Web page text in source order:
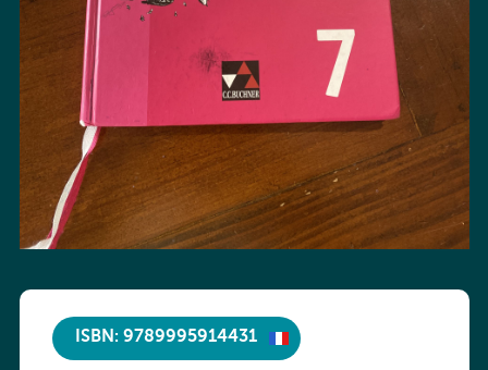
ISBN: 9789995914431